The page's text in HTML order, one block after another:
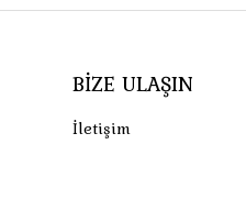
BIZE ULAŞIN
İletişim